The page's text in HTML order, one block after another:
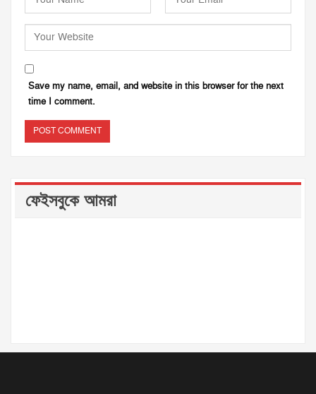
Save my name, email, and website in this browser for the next
time I comment.
ফেইসবুকে আমরা